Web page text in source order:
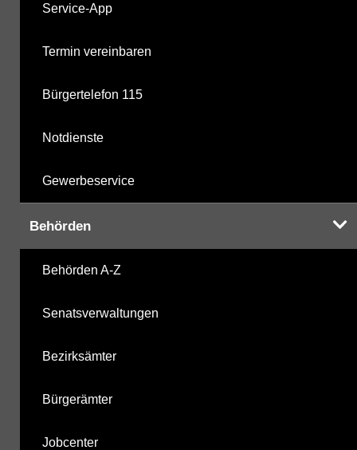
Service-App
Termin vereinbaren
Bürgertelefon 115
Notdienste
Gewerbeservice
Behörden
Behörden A-Z
Senatsverwaltungen
Bezirksämter
Bürgerämter
Jobcenter